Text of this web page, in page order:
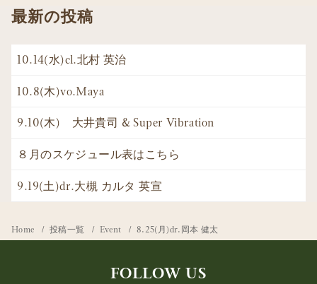
最新の投稿
10.14(水)cl.北村 英治
10.8(木)vo.Maya
9.10(木) 大井貴司 & Super Vibration
８月のスケジュール表はこちら
9.19(土)dr.大槻 カルタ 英宣
Home 投稿一覧 Event 8.25(月)dr.岡本 健太
FOLLOW US